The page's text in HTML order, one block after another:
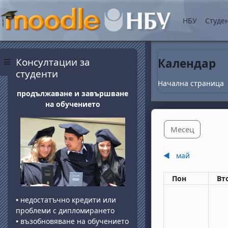
Прескочи на
Страничен панел
НБУ
Календар
Начална страница
Месец
◀︎ май
Понеделник
Пон
Блокове
Консултации за
студенти
продължаване и завършване
на обучението
• недостатъчно кредити или
проблеми с дипломирането
• възобновяване на обучението